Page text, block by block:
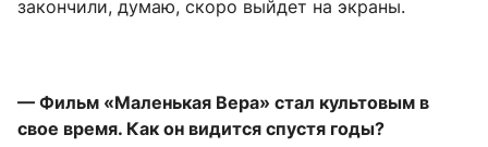
закончили, думаю, скоро выйдет на экраны.
— Фильм «Маленькая Вера» стал культовым в
свое время. Как он видится спустя годы?